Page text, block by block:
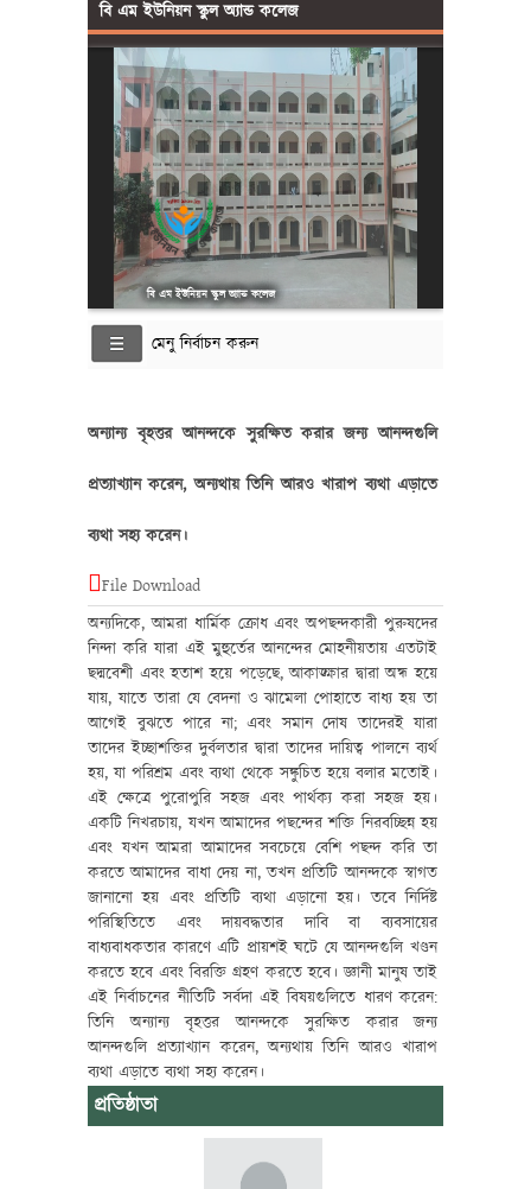
বি এম ইউনিয়ন স্কুল অ্যান্ড কলেজ
বি এম ইউনিয়ন স্কুল অ্যান্ড কলেজ
মেনু নির্বাচন করুন
অন্যান্য বৃহত্তর আনন্দকে সুরক্ষিত করার জন্য আনন্দগুলি
প্রত্যাখ্যান করেন, অন্যথায় তিনি আরও খারাপ ব্যথা এড়াতে
ব্যথা সহ্য করেন।
File Download
অন্যদিকে, আমরা ধার্মিক ক্রোধ এবং অপছন্দকারী পুরুষদের
নিন্দা করি যারা এই মুহুর্তের আনন্দের মোহনীয়তায় এতটাই
ছদ্মবেশী এবং হতাশ হয়ে পড়েছে, আকাঙ্ক্ষার দ্বারা অন্ধ হয়ে
যায়, যাতে তারা যে বেদনা ও ঝামেলা পোহাতে বাধ্য হয় তা
আগেই বুঝতে পারে না; এবং সমান দোষ তাদেরই যারা
তাদের ইচ্ছাশক্তির দুর্বলতার দ্বারা তাদের দায়িত্ব পালনে ব্যর্থ
হয়, যা পরিশ্রম এবং ব্যথা থেকে সঙ্কুচিত হয়ে বলার মতোই।
এই ক্ষেত্রে পুরোপুরি সহজ এবং পার্থক্য করা সহজ হয়।
একটি নিখরচায়, যখন আমাদের পছন্দের শক্তি নিরবচ্ছিন্ন হয়
এবং যখন আমরা আমাদের সবচেয়ে বেশি পছন্দ করি তা
করতে আমাদের বাধা দেয় না, তখন প্রতিটি আনন্দকে স্বাগত
জানানো হয় এবং প্রতিটি ব্যথা এড়ানো হয়। তবে নির্দিষ্ট
পরিস্থিতিতে এবং দায়বদ্ধতার দাবি বা ব্যবসায়ের
বাধ্যবাধকতার কারণে এটি প্রায়শই ঘটে যে আনন্দগুলি খণ্ডন
করতে হবে এবং বিরক্তি গ্রহণ করতে হবে। জ্ঞানী মানুষ তাই
এই নির্বাচনের নীতিটি সর্বদা এই বিষয়গুলিতে ধারণ করেন:
তিনি অন্যান্য বৃহত্তর আনন্দকে সুরক্ষিত করার জন্য
আনন্দগুলি প্রত্যাখ্যান করেন, অন্যথায় তিনি আরও খারাপ
ব্যথা এড়াতে ব্যথা সহ্য করেন।
প্রতিষ্ঠাতা